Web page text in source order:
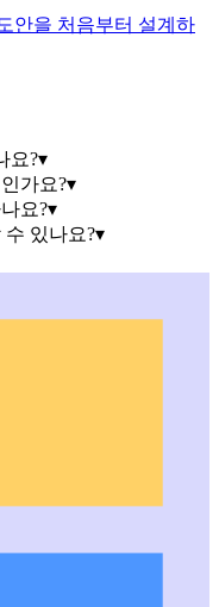
안을 처음부터 설계하
요?▾
가요?▾
요?▾
있나요?▾